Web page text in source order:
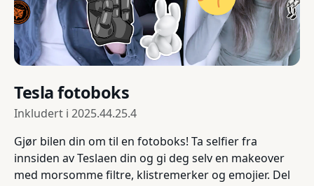
Tesla fotoboks
Inkludert i 2025.44.25.4
Gjør bilen din om til en fotoboks! Ta selfier fra
innsiden av Teslaen din og gi deg selv en makeover
med morsomme filtre, klistremerker og emojier. Del